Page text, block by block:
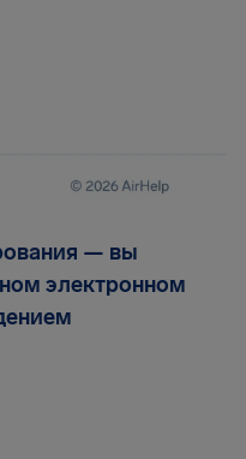
— вы
электронном